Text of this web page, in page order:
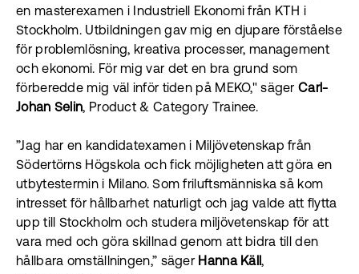
en masterexamen i Industriell Ekonomi från KTH i
Stockholm. Utbildningen gav mig en djupare förståelse
för problemlösning, kreativa processer, management
och ekonomi. För mig var det en bra grund som
förberedde mig väl inför tiden på MEKO," sägerCarl-
Johan Selin, Product & Category Trainee.
”Jag har en kandidatexamen i Miljövetenskap från
Södertörns Högskola och fick möjligheten att göra en
utbytestermin i Milano. Som friluftsmänniska så kom
intresset för hållbarhet naturligt och jag valde att flytta
upp till Stockholm och studera miljövetenskap för att
vara med och göra skillnad genom att bidra till den
hållbara omställningen,” säger Hanna Käll,